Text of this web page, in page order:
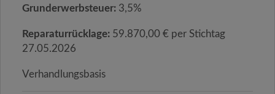
Grunderwerbsteuer: 3,5%
Reparaturrücklage: 59.870,00 € per Stichtag
27.05.2026
Verhandlungsbasis